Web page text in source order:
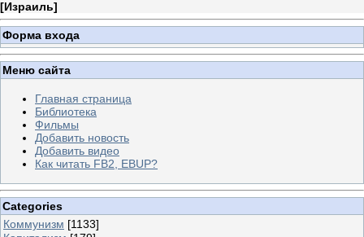
[Израиль]
Форма входа
Меню сайта
Главная страница
Библиотека
Фильмы
Добавить новость
Добавить видео
Как читать FB2, EBUP?
Categories
Коммунизм [1133]